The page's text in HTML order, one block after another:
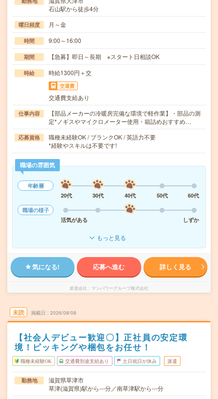
石山駅から徒歩4分
曜日頻度 月～金
時間 9:00～16:00
期間 【急募】即日～長期 ※スタート日相談OK
時給 時給1300円＋交
交通費
交通費支給あり
仕事内容
【部品メーカーの冷暖房完備な環境で軽作業】・部品の測
定*ノギスやマイクロメーター使用・箱詰めおすすめ…
応募資格
職種未経験OK / ブランクOK / 英語力不要
*経験やスキルは不要です!
職場の雰囲気
年齢層
20代
30代 40代 50代
60代
職場の様子
活気がある
しずか
もっと見る
気になる! 応募へ進む 詳しく見る
派遣会社 マンパワーグループ株式会社
未読 掲載日 2026/08/08
【社会人デビュー歓迎〇】正社員の安定環
境！ピッキングや梱包をお任せ！
職種未経験OK 交通費別途支給あり 土日祝日が休み 派遣
勤務地
滋賀県草津市
草津(滋賀県)駅から---分／南草津駅から---分